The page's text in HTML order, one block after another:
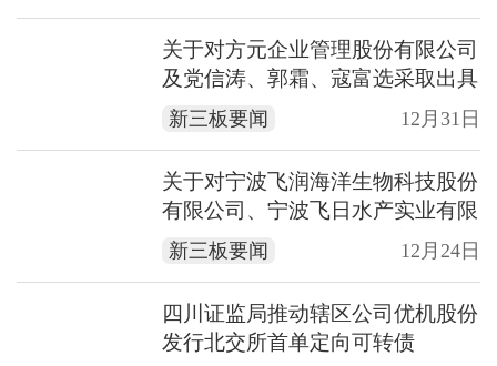
关于对方元企业管理股份有限公司
及党信涛、郭霜、寇富选采取出具
警示函措施的决定
新三板要闻 12月31日
关于对宁波飞润海洋生物科技股份
有限公司、宁波飞日水产实业有限
公司及谢光辉、谢峰、严美奋、李
国忠采取责令改正及出具警示函措
新三板要闻 12月24日
四川证监局推动辖区公司优机股份
发行北交所首单定向可转债